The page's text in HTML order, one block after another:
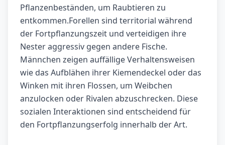
Pflanzenbeständen, um Raubtieren zu
entkommen.Forellen sind territorial während
der Fortpflanzungszeit und verteidigen ihre
Nester aggressiv gegen andere Fische.
Männchen zeigen auffällige Verhaltensweisen
wie das Aufblähen ihrer Kiemendeckel oder das
Winken mit ihren Flossen, um Weibchen
anzulocken oder Rivalen abzuschrecken. Diese
sozialen Interaktionen sind entscheidend für
den Fortpflanzungserfolg innerhalb der Art.